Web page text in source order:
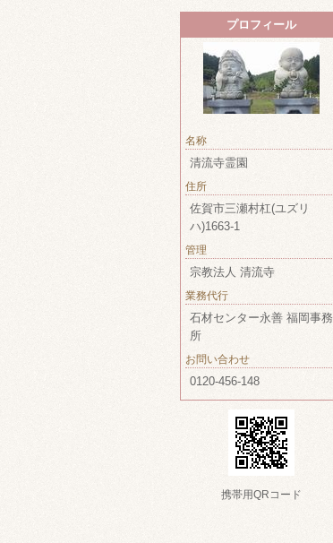
プロフィール
名称
清流寺霊園
住所
佐賀市三瀬村杠(ユズリ
ハ)1663-1
管理
宗教法人 清流寺
業務代行
石材センター永善 福岡事務
所
お問い合わせ
0120-456-148
携帯用QRコード